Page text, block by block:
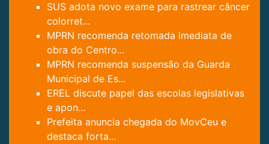
SUS adota novo exame para rastrear câncer
colorret...
MPRN recomenda retomada imediata de
obra do Centro...
MPRN recomenda suspensão da Guarda
Municipal de Es...
EREL discute papel das escolas legislativas
e apon...
Prefeita anuncia chegada do MovCeu e
destaca forta...